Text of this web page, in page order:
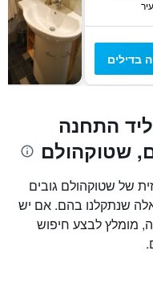
בדילים
ליד התחנה
שטוקהולם
של שטוקהולם גובים
שנתקלנו בהם. אם יש
מומלץ לבצע חיפוש